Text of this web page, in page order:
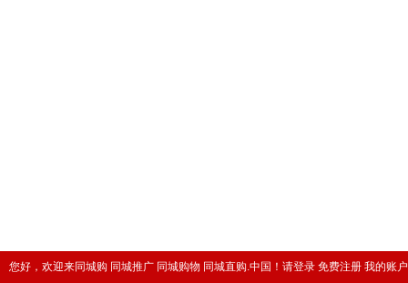
您好，欢迎来同城购 同城推广 同城购物 同城直购.中国！ 请登录 免费注册 我的账户